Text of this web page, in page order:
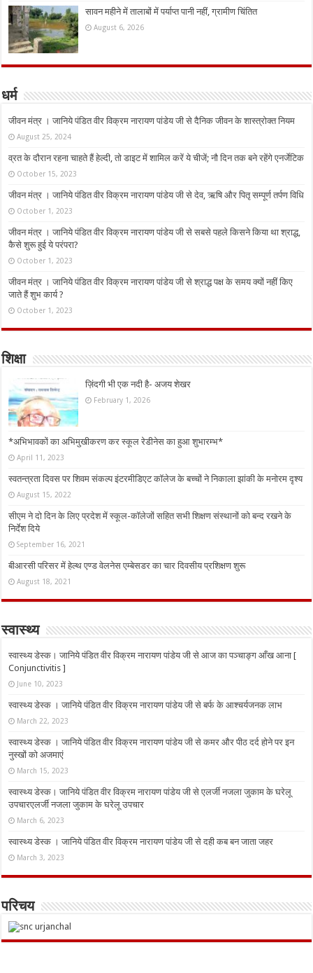
सावन महीने में तालाबों में पर्याप्त पानी नहीं, ग्रामीण चिंतित
August 6, 2026
धर्म
जीवन मंत्र । जानिये पंडित वीर विक्रम नारायण पांडेय जी से दैनिक जीवन के शास्त्रोक्त नियम
August 25, 2024
व्रत के दौरान रहना चाहते हैं हेल्दी, तो डाइट में शामिल करें ये चीजें; नौ दिन तक बने रहेंगे एनर्जेटिक
October 15, 2023
जीवन मंत्र । जानिये पंडित वीर विक्रम नारायण पांडेय जी से देव, ऋषि और पितृ सम्पूर्ण तर्पण विधि
October 1, 2023
जीवन मंत्र । जानिये पंडित वीर विक्रम नारायण पांडेय जी से सबसे पहले किसने किया था श्राद्ध,
कैसे शुरू हुई ये परंपरा?
October 1, 2023
जीवन मंत्र । जानिये पंडित वीर विक्रम नारायण पांडेय जी से श्राद्ध पक्ष के समय क्यों नहीं किए
जाते हैं शुभ कार्य ?
October 1, 2023
शिक्षा
ज़िंदगी भी एक नदी है- अजय शेखर
February 1, 2026
*अभिभावकों का अभिमुखीकरण कर स्कूल रेडीनेस का हुआ शुभारम्भ*
April 11, 2023
स्वतन्त्रता दिवस पर शिवम संकल्प इंटरमीडिएट कॉलेज के बच्चों ने निकाला झांकी के मनोरम दृश्य
August 15, 2022
सीएम ने दो दिन के लिए प्रदेश में स्कूल-कॉलेजों सहित सभी शिक्षण संस्थानों को बन्द रखने के
निर्देश दिये
September 16, 2021
बीआरसी परिसर में हेल्थ एण्ड वेलनेस एम्बेसडर का चार दिवसीय प्रशिक्षण शुरू
August 18, 2021
स्वास्थ्य
स्वास्थ्य डेस्क। जानिये पंडित वीर विक्रम नारायण पांडेय जी से आज का पञ्चाङ्ग आँख आना [
Conjunctivitis ]
June 10, 2023
स्वास्थ्य डेस्क । जानिये पंडित वीर विक्रम नारायण पांडेय जी से बर्फ के आश्चर्यजनक लाभ
March 22, 2023
स्वास्थ्य डेस्क । जानिये पंडित वीर विक्रम नारायण पांडेय जी से कमर और पीठ दर्द होने पर इन
नुस्‍खों को अजमाएं
March 15, 2023
स्वास्थ्य डेस्क। जानिये पंडित वीर विक्रम नारायण पांडेय जी से एलर्जी नजला जुकाम के घरेलू
उपचारएलर्जी नजला जुकाम के घरेलू उपचार
March 6, 2023
स्वास्थ्य डेस्क । जानिये पंडित वीर विक्रम नारायण पांडेय जी से दही कब बन जाता जहर
March 3, 2023
परिचय